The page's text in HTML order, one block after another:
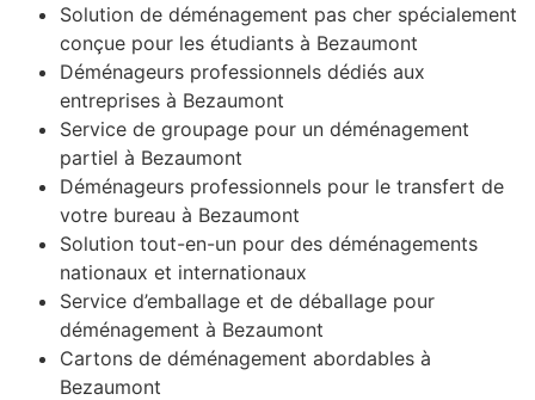
Solution de déménagement pas cher spécialement
conçue pour les étudiants à Bezaumont
Déménageurs professionnels dédiés aux
entreprises à Bezaumont
Service de groupage pour un déménagement
partiel à Bezaumont
Déménageurs professionnels pour le transfert de
votre bureau à Bezaumont
Solution tout-en-un pour des déménagements
nationaux et internationaux
Service d’emballage et de déballage pour
déménagement à Bezaumont
Cartons de déménagement abordables à
Bezaumont